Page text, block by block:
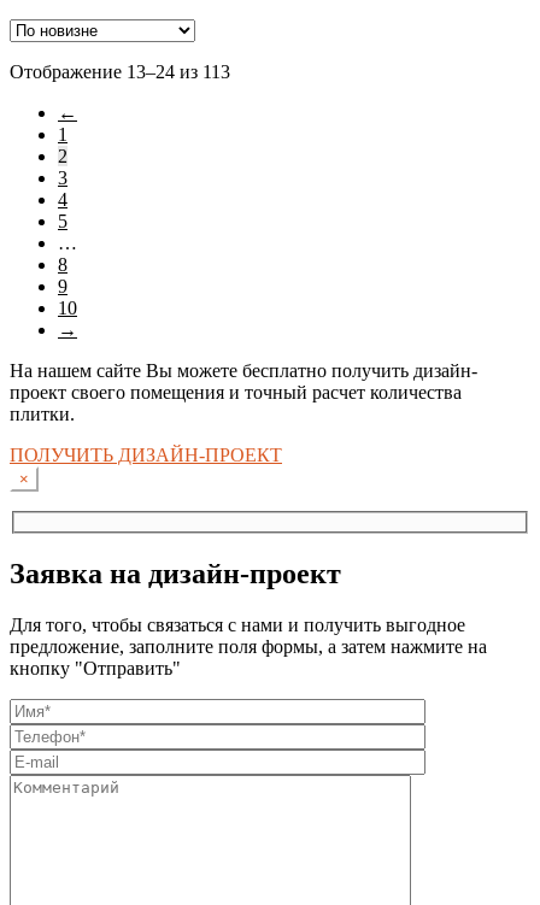
Отображение 13–24 из 113Сортировка:
←
1
2
3
4
5
…
8
9
10
→
На нашем сайте Вы можете бесплатно получить дизайн-
проект своего помещения и точный расчет количества
плитки.
ПОЛУЧИТЬ ДИЗАЙН-ПРОЕКТ
×
Заявка на дизайн-проект
Для того, чтобы связаться с нами и получить выгодное
предложение, заполните поля формы, а затем нажмите на
кнопку "Отправить"